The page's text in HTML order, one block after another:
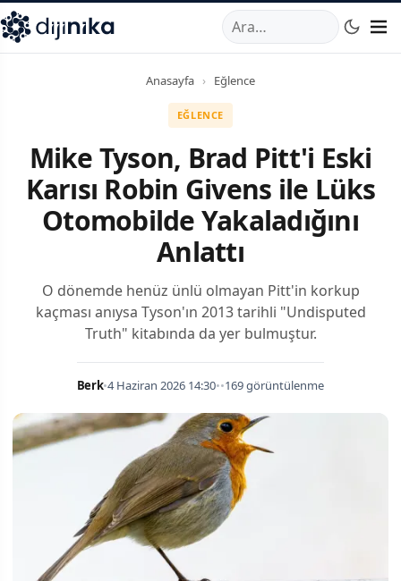
,Marmara Mahallesi,Beylikdüzü34520TRTelefon:0850
Anasayfa › Eğlence
EĞLENCE
Mike Tyson, Brad Pitt'i Eski
Karısı Robin Givens ile Lüks
Otomobilde Yakaladığını
Anlattı
O dönemde henüz ünlü olmayan Pitt'in korkup
kaçması anıysa Tyson'ın 2013 tarihli "Undisputed
Truth" kitabında da yer bulmuştur.
Berk•4 Haziran 2026 14:30••169 görüntülenme